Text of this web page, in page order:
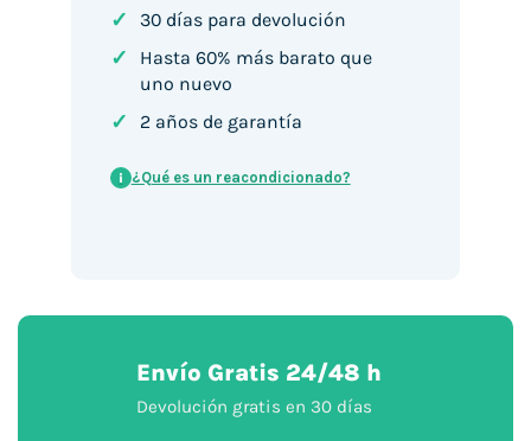
✓ 30 días para devolución
✓
Hasta 60% más barato que
uno nuevo
✓ 2 años de garantía
i ¿Qué es un reacondicionado?
Envío Gratis 24/48 h
Devolución gratis en 30 días